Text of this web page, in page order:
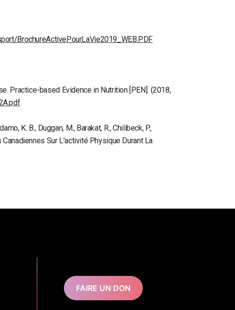
BrochureActivePourLaVie2019_WEB.PDF
Practice-based Evidence in Nutrition [PEN]. (2018,
K. B., Duggan, M., Barakat, R., Chilibeck, P.,
Canadiennes Sur L'activité Physique Durant La
FAIRE UN DON